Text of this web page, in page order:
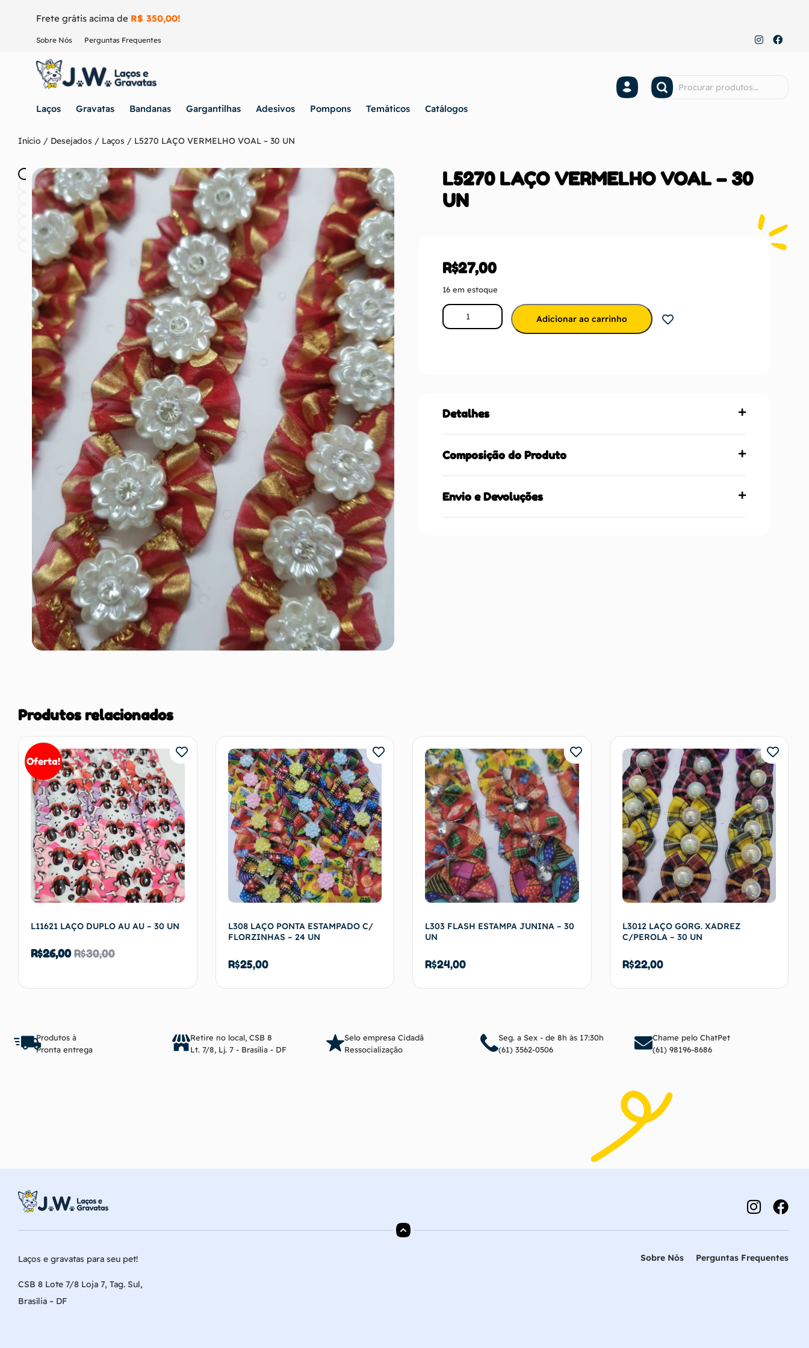
Frete grátis acima de R$ 350,00!
Sobre Nós Perguntas Frequentes
Laços Gravatas Bandanas Gargantilhas Adesivos Pompons Temáticos Catálogos
Início / Desejados / Laços / L5270 LAÇO VERMELHO VOAL – 30 UN
L5270 LAÇO VERMELHO VOAL – 30
UN
R$27,00
16 em estoque
Adicionar ao carrinho
Detalhes
Composição do Produto
Envio e Devoluções
Produtos relacionados
Oferta!
L11621 LAÇO DUPLO AU AU – 30 UN
R$30,00
R$26,00
L308 LAÇO PONTA ESTAMPADO C/
FLORZINHAS – 24 UN
R$25,00
Adicionar ao carrinho
L303 FLASH ESTAMPA JUNINA – 30
UN
R$24,00
Adicionar ao carrinho
L3012 LAÇO GORG. XADREZ
C/PEROLA – 30 UN
R$22,00
Adicionar ao carrinho
Produtos à
Pronta entrega
Retire no local, CSB 8
Lt. 7/8, Lj. 7 - Brasília - DF
Selo empresa Cidadã
Ressocialização
Seg. a Sex - de 8h às 17:30h
(61) 3562-0506
Chame pelo ChatPet
(61) 98196-8686
Laços e gravatas para seu pet!
CSB 8 Lote 7/8 Loja 7, Tag. Sul,
Brasília – DF
Sobre Nós Perguntas Frequentes